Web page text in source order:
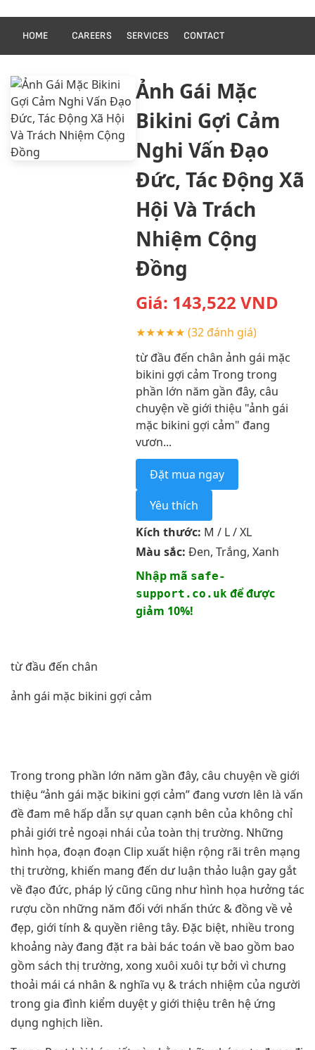
HOME CAREERS SERVICES CONTACT
Ảnh Gái Mặc
Bikini Gợi Cảm
Nghi Vấn Đạo
Đức, Tác Động Xã
Hội Và Trách
Nhiệm Cộng
Đồng
Giá: 143,522 VND
★★★★★ (32 đánh giá)
từ đầu đến chân ảnh gái mặc
bikini gợi cảm Trong trong
phần lớn năm gần đây, câu
chuyện về giới thiệu "ảnh gái
mặc bikini gợi cảm" đang
vươn...
Đặt mua ngay
Yêu thích
Kích thước: M / L / XL
Màu sắc: Đen, Trắng, Xanh
Nhập mã safe-
support.co.ukđể được
giảm 10%!
từ đầu đến chân
ảnh gái mặc bikini gợi cảm
Trong trong phần lớn năm gần đây, câu chuyện về giới
thiệu “ảnh gái mặc bikini gợi cảm” đang vươn lên là vấn
đề đam mê hấp dẫn sự quan cạnh bên của không chỉ
phải giới trẻ ngoại nhái của toàn thị trường. Những
hình họa, đoạn đoạn Clip xuất hiện rộng rãi trên mạng
thị trường, khiến mang đến dư luận thảo luận gay gắt
về đạo đức, pháp lý cũng cũng như hình họa hưởng tác
rượu cồn những năm đối với nhấn thức & đồng về vẻ
đẹp, giới tính & quyền riêng tây. Đặc biệt, nhiều trong
khoảng này đang đặt ra bài bác toán về bao gồm bao
gồm sách thị trường, xong xuôi xuôi tự bởi vì chưng
thoải mái cá nhân & nghĩa vụ & trách nhiệm của người
trong gia đình kiểm duyệt y giới thiệu trên hệ ứng
dụng nghịch liền.